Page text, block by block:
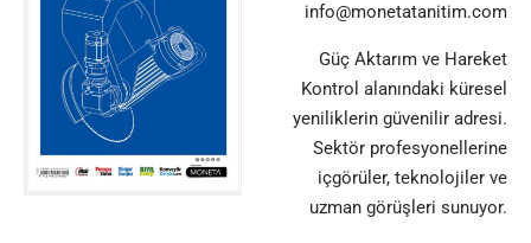
info@monetatanitim.com
Güç Aktarım ve Hareket
Kontrol alanındaki küresel
yeniliklerin güvenilir adresi.
Sektör profesyonellerine
içgörüler, teknolojiler ve
uzman görüşleri sunuyor.